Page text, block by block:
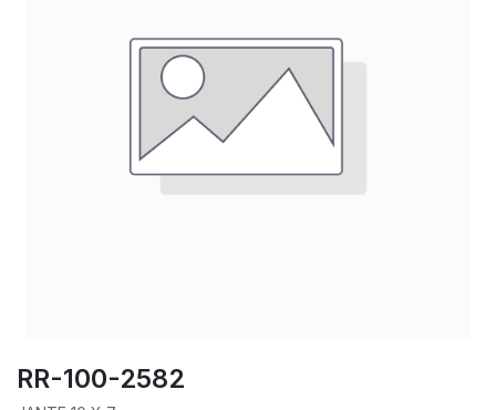
RR-100-2582